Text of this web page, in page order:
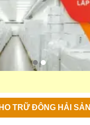
TRỮ ĐÔNG HẢI SẢN